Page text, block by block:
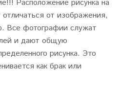
Расположение рисунка на
от изображения,
Все фотографии служат
и дают общую
рисунка. Это
как брак или